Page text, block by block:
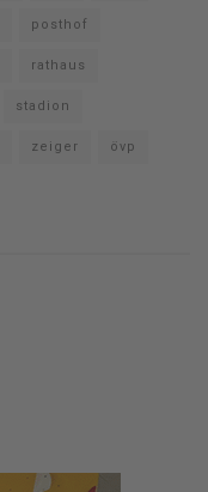
posthof
rathaus
stadion
zeiger övp